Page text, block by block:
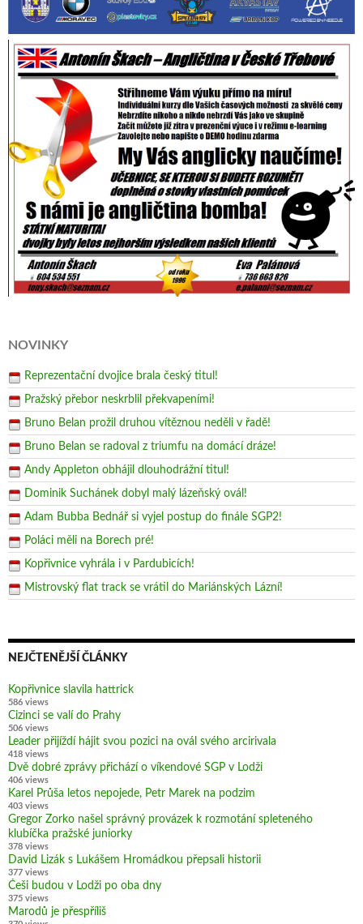
NOVINKY
Reprezentační dvojice brala český titul!
Pražský přebor neskrblil překvapeními!
Bruno Belan prožil druhou vítěznou neděli v řadě!
Bruno Belan se radoval z triumfu na domácí dráze!
Andy Appleton obhájil dlouhodrážní titul!
Dominik Suchánek dobyl malý lázeňský ovál!
Adam Bubba Bednář si vyjel postup do finále SGP2!
Poláci měli na Borech pré!
Kopřivnice vyhrála i v Pardubicích!
Mistrovský flat track se vrátil do Mariánských Lázní!
NEJČTENĚJŠÍ ČLÁNKY
Kopřivnice slavila hattrick
586 views
Cizinci se valí do Prahy
506 views
Leader přijíždí hájit svou pozici na ovál svého arcirivala
418 views
Dvě dobré zprávy přichází o víkendové SGP v Lodži
406 views
Karel Průša letos nepojede, Petr Marek na podzim
403 views
Gregor Zorko našel správný provázek k rozmotání spleteného
klubíčka pražské juniorky
378 views
David Lizák s Lukášem Hromádkou přepsali historii
377 views
Češi budou v Lodži po oba dny
375 views
Marodů je přespříliš